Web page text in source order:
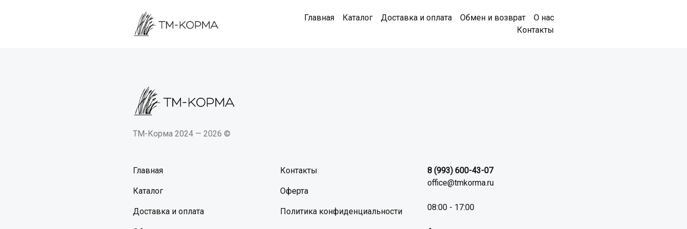
Главная Каталог Доставка и оплата Обмен и возврат
О нас
Контакты
ТМ-Корма 2024 — 2026 ©
Главная
Каталог
Доставка и оплата
Контакты
Оферта
Политика конфиденциальности
8 (993) 600-43-07
office@tmkorma.ru
08:00 - 17:00